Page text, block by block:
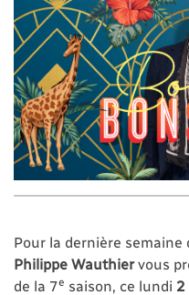
Pour la dernière semaine
Philippe Wauthiervous
de la 7e saison, ce lundi 2